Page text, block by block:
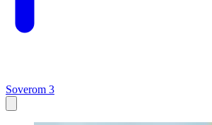
Soverom 3